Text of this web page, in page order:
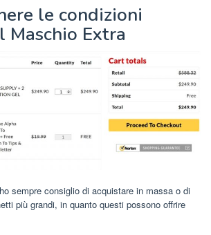
le condizioni
Extra
sempre consiglio di acquistare in massa o di
più grandi, in quanto questi possono offrire